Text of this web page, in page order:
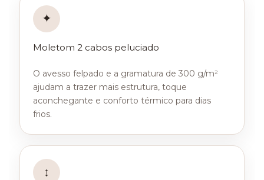
✦
Moletom 2 cabos peluciado
O avesso felpado e a gramatura de 300 g/m²
ajudam a trazer mais estrutura, toque
aconchegante e conforto térmico para dias
frios.
↕